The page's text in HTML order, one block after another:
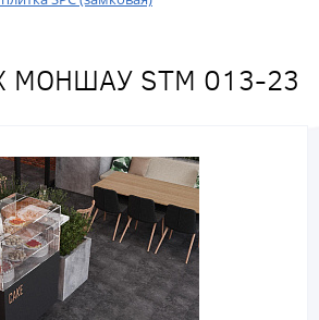
МОНШАУ STM 013-23